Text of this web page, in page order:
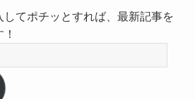
してポチッとすれば、最新記事を